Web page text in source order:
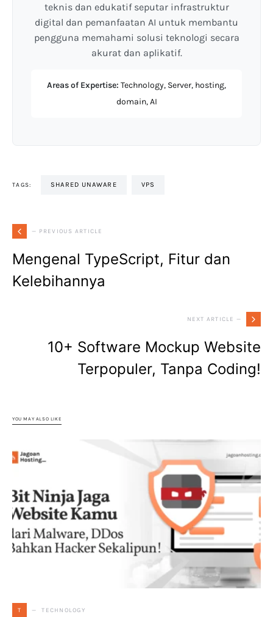
teknis dan edukatif seputar infrastruktur
digital dan pemanfaatan AI untuk membantu
pengguna memahami solusi teknologi secara
akurat dan aplikatif.
Areas of Expertise: Technology, Server, hosting,
domain, AI
TAGS: SHARED UNAWARE VPS
— PREVIOUS ARTICLE
Mengenal TypeScript, Fitur dan
Kelebihannya
NEXT ARTICLE —
10+ Software Mockup Website
Terpopuler, Tanpa Coding!
YOU MAY ALSO LIKE
T TECHNOLOGY